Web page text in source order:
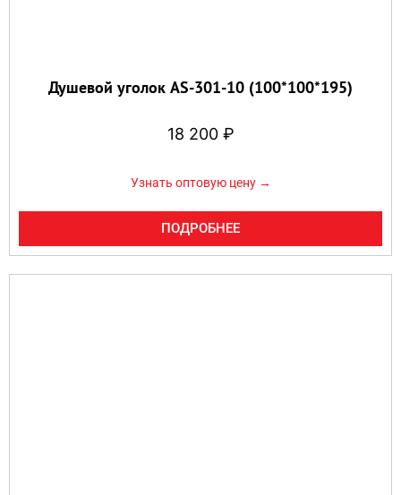
Душевой уголок AS-301-10 (100*100*195)
18 200 ₽
Узнать оптовую цену →
ПОДРОБНЕЕ